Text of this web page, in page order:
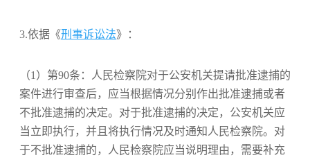
3.依据《刑事诉讼法》：
（1）第90条：人民检察院对于公安机关提请批准逮捕的
案件进行审查后，应当根据情况分别作出批准逮捕或者
不批准逮捕的决定。对于批准逮捕的决定，公安机关应
当立即执行，并且将执行情况及时通知人民检察院。对
于不批准逮捕的，人民检察院应当说明理由，需要补充